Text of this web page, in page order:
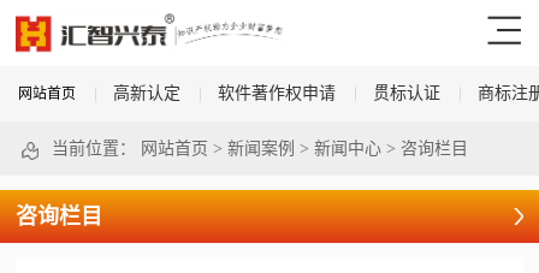
网站首页 高新认定 软件著作权申请 贯标认证 商标注
当前位置： 网站首页 > 新闻案例 > 新闻中心> 咨询栏目
咨询栏目